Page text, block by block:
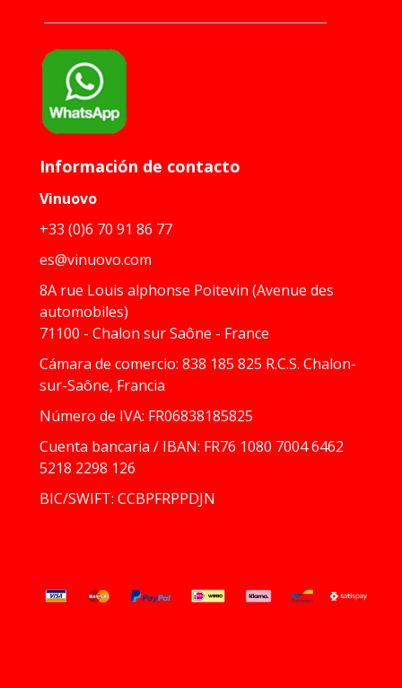
Información de contacto
Vinuovo
+33 (0)6 70 91 86 77
es@vinuovo.com
8A rue Louis alphonse Poitevin (Avenue des
automobiles)
71100 - Chalon sur Saône - France
Cámara de comercio: 838 185 825 R.C.S. Chalon-
sur-Saône, Francia
Número de IVA: FR06838185825
Cuenta bancaria / IBAN: FR76 1080 7004 6462
5218 2298 126
BIC/SWIFT: CCBPFRPPDJN